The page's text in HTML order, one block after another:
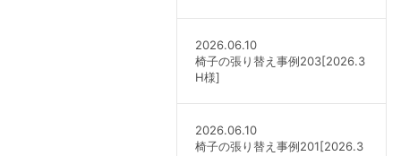
2026.06.10
椅子の張り替え事例203[2026.3
H様]
2026.06.10
椅子の張り替え事例201[2026.3